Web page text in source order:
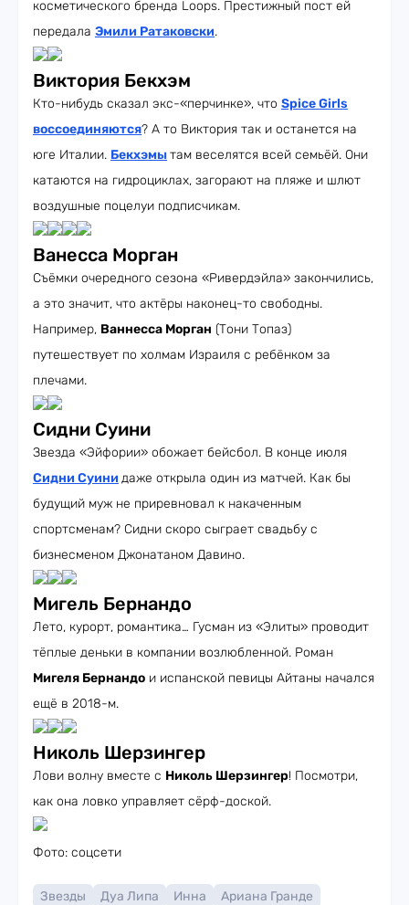
косметического бренда Loops. Престижный пост ей
передала Эмили Ратаковски.
Виктория Бекхэм
Кто-нибудь сказал экс-«перчинке», что Spice Girls
воссоединяются? А то Виктория так и останется на
юге Италии. Бекхэмытам веселятся всей семьёй. Они
катаются на гидроциклах, загорают на пляже и шлют
воздушные поцелуи подписчикам.
Ванесса Морган
Съёмки очередного сезона «Ривердэйла» закончились,
а это значит, что актёры наконец-то свободны.
Например, Ваннесса Морган (Тони Топаз)
путешествует по холмам Израиля с ребёнком за
плечами.
Сидни Суини
Звезда «Эйфории» обожает бейсбол. В конце июля
Сидни Суини даже открыла один из матчей. Как бы
будущий муж не приревновал к накаченным
спортсменам? Сидни скоро сыграет свадьбу с
бизнесменом Джонатаном Давино.
Мигель Бернандо
Лето, курорт, романтика… Гусман из «Элиты» проводит
тёплые деньки в компании возлюбленной. Роман
Мигеля Бернандо и испанской певицы Айтаны начался
ещё в 2018-м.
Николь Шерзингер
Лови волну вместе с Николь Шерзингер! Посмотри,
как она ловко управляет сёрф-доской.
Фото: соцсети
Звезды Дуа Липа Инна
Ариана Гранде